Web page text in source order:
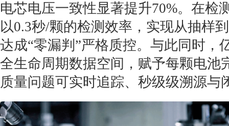
电芯电压一致性显著提升70%。在检
以0.3秒/颗的检测效率，实现从抽样
达成“零漏判”严格质控。与此同时，
全生命周期数据空间，赋予每颗电池
质量问题可实时追踪、秒级级溯源与